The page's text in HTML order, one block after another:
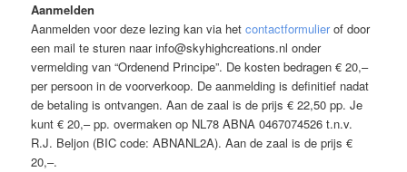
Aanmelden
Aanmelden voor deze lezing kan via hetcontactformulierof door
een mail te sturen naar info@skyhighcreations.nl onder
vermelding van “Ordenend Principe”. De kosten bedragen € 20,–
per persoon in de voorverkoop. De aanmelding is definitief nadat
de betaling is ontvangen. Aan de zaal is de prijs € 22,50 pp. Je
kunt € 20,– pp. overmaken op NL78 ABNA 0467074526 t.n.v.
R.J. Beljon (BIC code: ABNANL2A). Aan de zaal is de prijs €
20,–.